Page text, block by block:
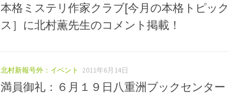
本格ミステリ作家クラブ[今月の本格トピック
ス］に北村薫先生のコメント掲載！
北村新報号外：イベント 2011年6月14日
満員御礼：６月１９日八重洲ブックセンター